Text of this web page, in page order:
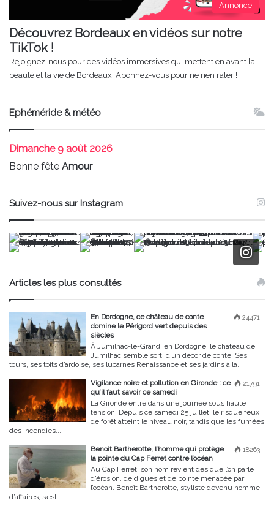
Annonce
Découvrez Bordeaux en vidéos sur notre
TikTok !
Rejoignez-nous pour des vidéos immersives qui mettent en avant la
beauté et la vie de Bordeaux. Abonnez-vous pour ne rien rater !
Ephéméride & météo
Dimanche9 août 2026
Bonne fête Amour
Suivez-nous sur Instagram
Articles les plus consultés
24471
En Dordogne, ce château de conte
domine le Périgord vert depuis des
siècles
À Jumilhac-le-Grand, en Dordogne, le château de
Jumilhac semble sorti d’un décor de conte. Ses
tours, ses toits d’ardoise, ses lucarnes Renaissance et ses jardins à la...
21791
Vigilance noire et pollution en Gironde : ce
qu’il faut savoir ce samedi
La Gironde entre dans une journée sous haute
tension. Depuis ce samedi 25 juillet, le risque feux
de forêt atteint le niveau noir, tandis que les fumées
des incendies...
18263
Benoît Bartherotte, l’homme qui protège
la pointe du Cap Ferret contre l’océan
Au Cap Ferret, son nom revient dès que l’on parle
d’érosion, de digues et de pointe menacée par
l’océan. Benoît Bartherotte, styliste devenu homme
d’affaires, s’est...